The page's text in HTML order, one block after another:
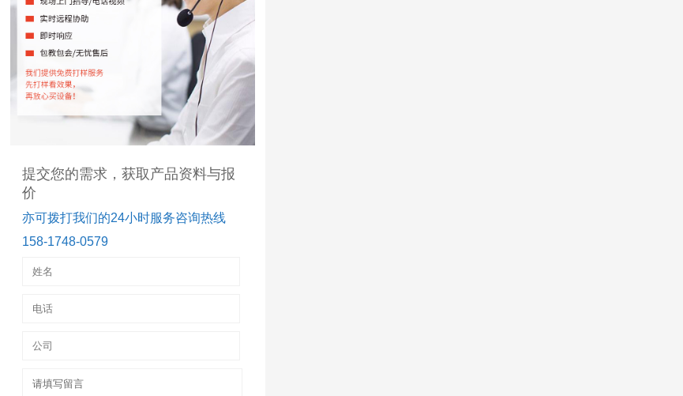
提交您的需求，获取产品资料与报
价
亦可拨打我们的24小时服务咨询热线
158-1748-0579